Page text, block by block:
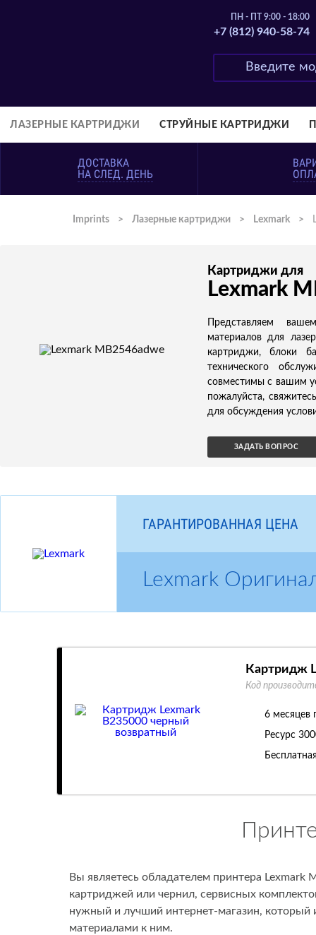
ПН - ПТ 9:00 - 18:00
+7 (812) 940-58-74
ЛАЗЕРНЫЕ КАРТРИДЖИ СТРУЙНЫЕ КАРТРИДЖИ
ДОСТАВКА
НА СЛЕД. ДЕНЬ
Imprints > Лазерные картриджи > Lexmark >
Картриджи для
Lexmark
Представляем
материалов для
картриджи, блоки
технического
совместимы с вашим
пожалуйста,
для обсуждения
ЗАДАТЬ ВОПРОС
ГАРАНТИРОВАННАЯ ЦЕНА
Lexmark
Картридж
Код
6 месяцев
Ресурс
Вы являетесь обладателем принтера
картриджей или чернил, сервисных
нужный и лучший интернет-магазин,
материалами к ним.